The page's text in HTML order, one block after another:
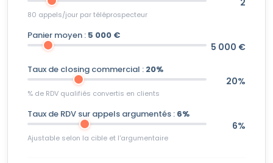
2
80 appels/jour par téléprospecteur
Panier moyen : 5 000 €
5 000 €
Taux de closing commercial : 20%
20%
% de RDV qualifiés convertis en clients
Taux de RDV sur appels argumentés : 6%
6%
Ajustable selon la cible et l'argumentaire